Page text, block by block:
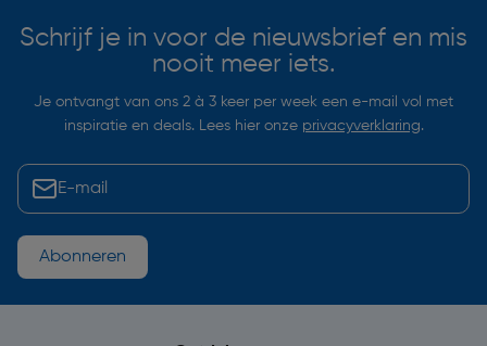
Schrijf je in voor de nieuwsbrief en mis
nooit meer iets.
Je ontvangt van ons 2 à 3 keer per week een e-mail vol met
inspiratie en deals. Lees hier onze privacyverklaring.
Abonneren